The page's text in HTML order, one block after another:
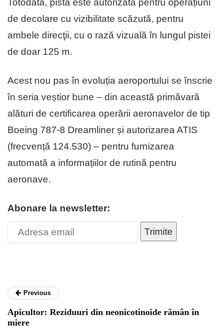
Totodată, pista este autorizată pentru operațiuni
de decolare cu vizibilitate scăzută, pentru
ambele direcţii, cu o rază vizuală în lungul pistei
de doar 125 m.
Acest nou pas în evoluția aeroportului se înscrie
în seria veștior bune – din această primăvară
alături de certificarea operării aeronavelor de tip
Boeing 787-8 Dreamliner și autorizarea ATIS
(frecvență 124.530) – pentru furnizarea
automată a informațiilor de rutină pentru
aeronave.
Abonare la newsletter:
Trimite
Previous
Apicultor: Reziduuri din neonicotinoide rămân în
miere